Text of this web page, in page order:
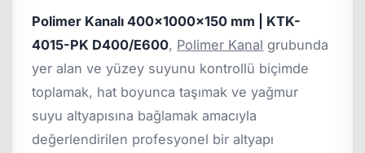
Polimer Kanalı 400x1000x150 mm | KTK-
4015-PK D400/E600, Polimer Kanal grubunda
yer alan ve yüzey suyunu kontrollü biçimde
toplamak, hat boyunca taşımak ve yağmur
suyu altyapısına bağlamak amacıyla
değerlendirilen profesyonel bir altyapı